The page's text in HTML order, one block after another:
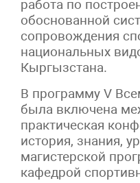
работа по
обоснованной
сопровождения
национальных
Кыргызстана.
В программу V
была включена
практическая
история, знания,
магистерской
кафедрой